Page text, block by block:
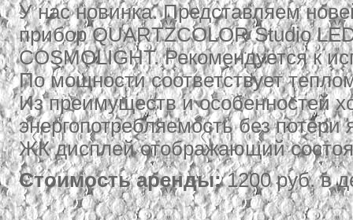
У нас новинка. Представляем
прибор QUARTZCOLOR Studio
COSMOLIGHT. Рекомендуется к
По мощности соответствует
Из преимуществ и особенностей
энергопотребляемость без потери
ЖК дисплей отображающий
Стоимость аренды:1200 руб. в